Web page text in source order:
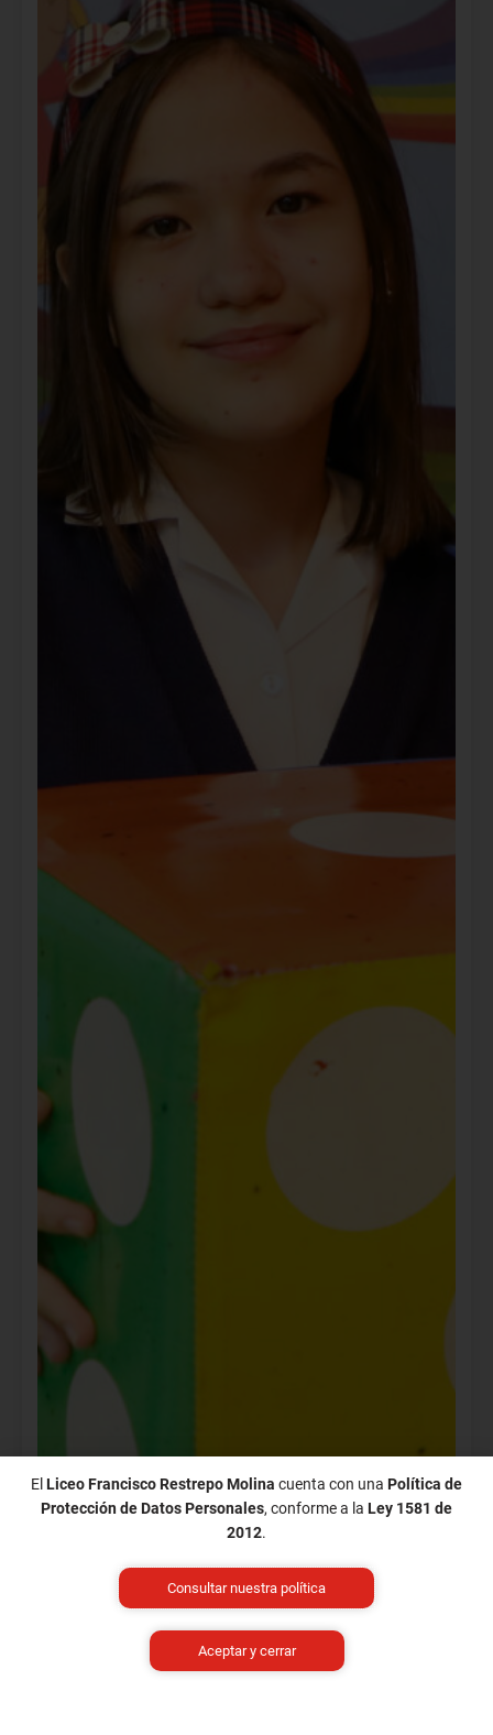
El Liceo Francisco Restrepo Molina cuenta con una Política de
Protección de Datos Personales, conforme a la Ley 1581 de
2012.
Consultar nuestra política
Aceptar y cerrar